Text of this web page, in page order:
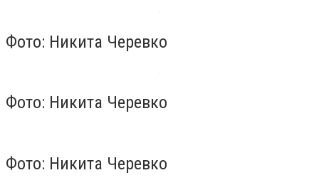
Фото: Никита Черевко
Фото: Никита Черевко
Фото: Никита Черевко